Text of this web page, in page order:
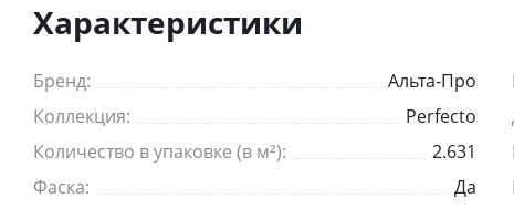
Характеристики
Бренд:
Альта-Про
Коллекция:
Perfecto
Количество в упаковке (в м²):
2.631
Фаска:
Да